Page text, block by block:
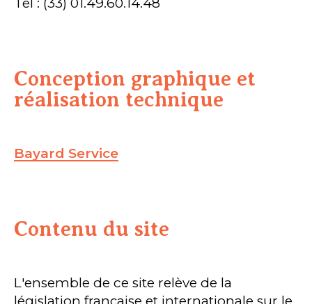
Conception graphique et
réalisation technique
Bayard Service
Contenu du site
L'ensemble de ce site relève de la